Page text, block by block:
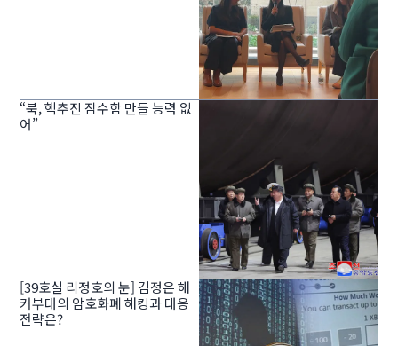
“북, 핵추진 잠수함 만들 능력 없
어”
[39호실 리정호의 눈] 김정은 해
커부대의 암호화폐 해킹과 대응
전략은?